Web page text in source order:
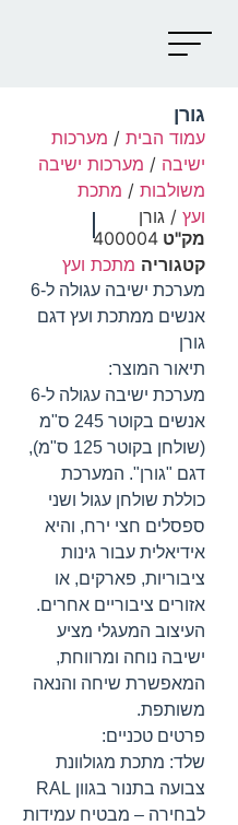
גורן
עמוד הבית / מערכות
ישיבה / מערכות ישיבה
משולבות / מתכת
ועץ / גורן
מק"ט 400004
קטגוריה מתכת ועץ
מערכת ישיבה עגולה ל-6
אנשים ממתכת ועץ דגם
גורן
תיאור המוצר:
מערכת ישיבה עגולה ל-6
אנשים בקוטר 245 ס"מ
(שולחן בקוטר 125 ס"מ),
דגם "גורן". המערכת
כוללת שולחן עגול ושני
ספסלים חצי ירח, והיא
אידיאלית עבור גינות
ציבוריות, פארקים, או
אזורים ציבוריים אחרים.
העיצוב המעגלי מציע
ישיבה נוחה ומרווחת,
המאפשרת שיחה והנאה
משותפת.
פרטים טכניים:
שלד: מתכת מגולוונת
צבועה בתנור בגוון RAL
לבחירה – מבטיח עמידות